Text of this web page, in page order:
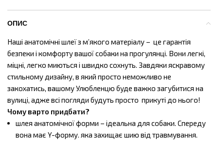
ОПИС
Наші анатомічні шлеї з м’якого матеріалу – це гарантія
безпеки і комфорту вашої собаки на прогулянці. Вони легкі,
міцні, легко миються і швидко сохнуть. Завдяки яскравому
стильному дизайну, в який просто неможливо не
закохатись, вашому Улюбленцю буде важко загубитися на
вулиці, адже всі погляди будуть просто прикуті до нього!
Чому варто придбати?
шлея анатомічної форми – ідеальна для собаки. Спереду
вона має Y-форму. яка захищає шию від травмування.